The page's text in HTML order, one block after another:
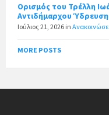
Ορισμός του Τρέλλη
Αντιδήμαρχου
Ιούλιος 21, 2026 in
MORE POSTS